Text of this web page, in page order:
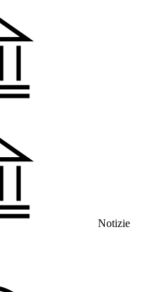
Notizie